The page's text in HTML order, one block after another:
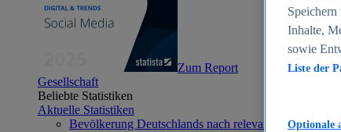
Zum Report
Gesellschaft
Beliebte Statistiken
Aktuelle Statistiken
Bevölkerung Deutschlands nach relevanten
Inhalte,
sowie
Liste der
Optionale